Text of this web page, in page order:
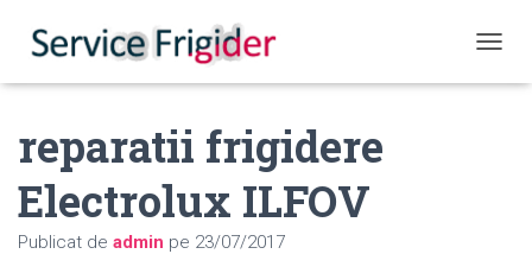
reparatii frigidere
Electrolux ILFOV
Publicat de admin pe 23/07/2017